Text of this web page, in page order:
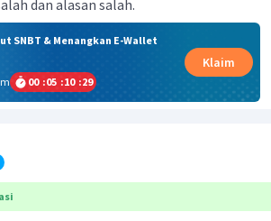
dan alasan salah.
SNBT & Menangkan E-Wallet
00 :05 :10 :28
Klaim